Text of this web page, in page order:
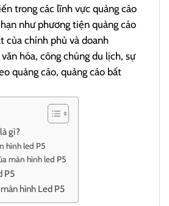
trong các lĩnh vực quảng cáo
như phương tiện quảng cáo
của chính phủ và doanh
hóa, công chúng du lịch, sự
quảng cáo, quảng cáo bất
gì?
hình led P5
màn hình led P5
P5
hình Led P5